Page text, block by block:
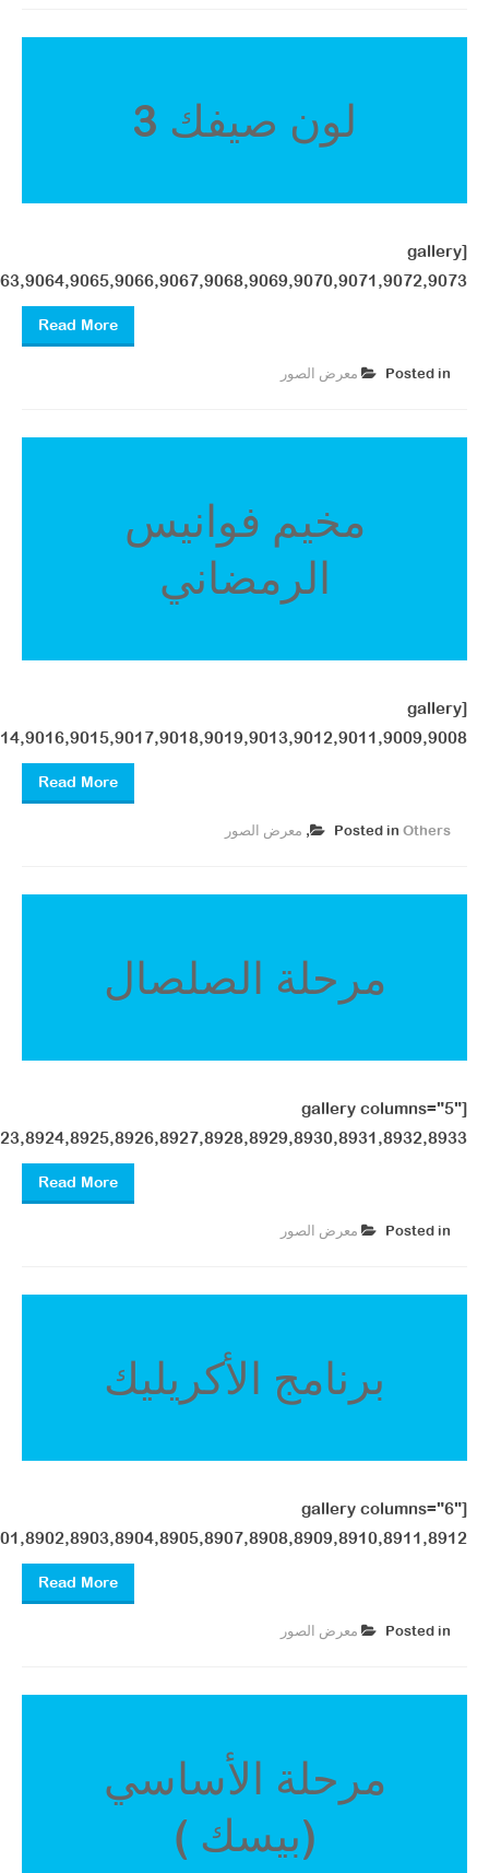
لون صيفك 3
[gallery
Read More
Posted in معرض الصور ​
مخيم فوانيس
الرمضاني
[gallery
Read More
Posted in Others
, معرض الصور ​
مرحلة الصلصال
[gallery columns="5"
Read More
Posted in معرض الصور ​
برنامج الأكريليك
[gallery columns="6"
Read More
Posted in معرض الصور ​
مرحلة الأساسي
(بيسك )